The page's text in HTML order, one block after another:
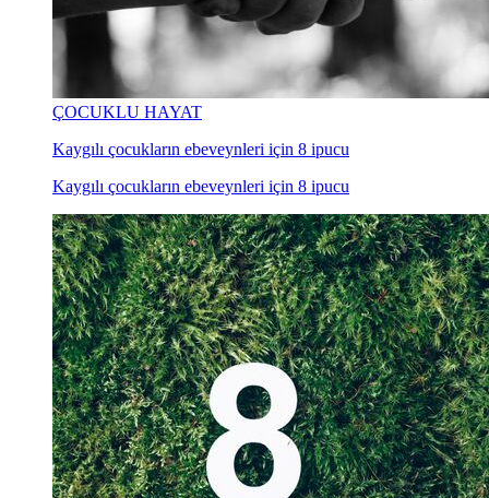
ÇOCUKLU HAYAT
Kaygılı çocukların ebeveynleri için 8 ipucu
Kaygılı çocukların ebeveynleri için 8 ipucu